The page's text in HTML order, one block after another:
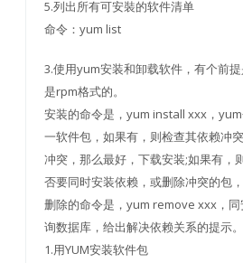
5.列出所有可安裝的软件清单
命令：yum list
3.使用yum安装和卸载软件，有个前
是rpm格式的。
安装的命令是，yum install xxx，
一软件包，如果有，则检查其依赖冲
冲突，那么最好，下载安装;如果有，
否要同时安装依赖，或删除冲突的包
删除的命令是，yum remove xxx，
询数据库，给出解决依赖关系的提示。
1.用YUM安装软件包